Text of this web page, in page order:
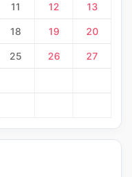
11 12 13
18 19 20
25 26 27